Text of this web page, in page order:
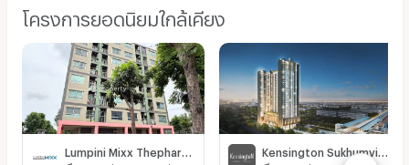
โครงการยอดนิยมใกล้เคียง